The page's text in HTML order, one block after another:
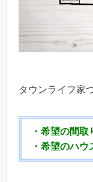
タウンライフ家
・希望の間
・希望のハ